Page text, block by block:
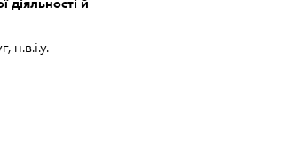
діяльності й
н.в.і.у.